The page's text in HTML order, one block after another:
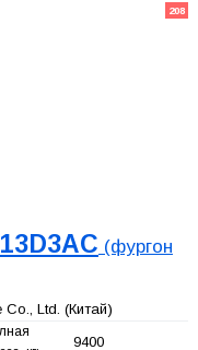
208
(фургон
Co., Ltd. (Китай)
9400